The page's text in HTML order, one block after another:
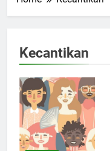
Kecantikan